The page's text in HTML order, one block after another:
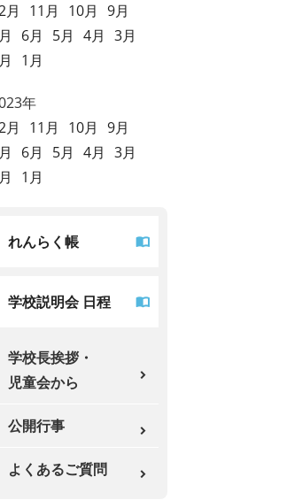
月
11月 10月 9月
6月 5月 4月 3月
1月
年
月
11月 10月 9月
6月 5月 4月 3月
1月
れんらく帳
学校説明会 日程
学校長挨拶・
児童会から
公開行事
よくあるご質問